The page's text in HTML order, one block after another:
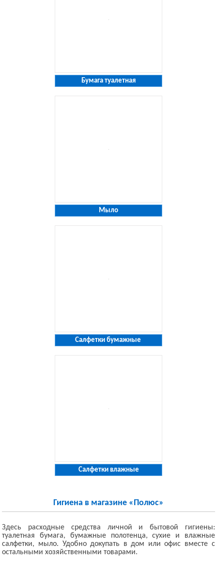
Бумага туалетная
Мыло
Салфетки бумажные
Салфетки влажные
Гигиена в магазине «Полюс»
Здесь расходные средства личной и бытовой гигиены:
туалетная бумага, бумажные полотенца, сухие и влажные
салфетки, мыло. Удобно докупать в дом или офис вместе с
остальными хозяйственными товарами.